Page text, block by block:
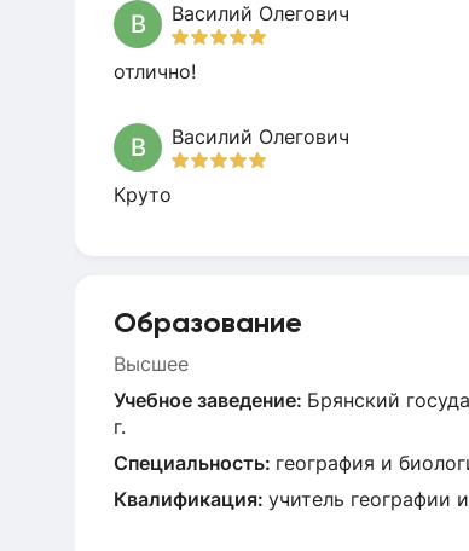
В Василий Олегович
отлично!
В Василий Олегович
Круто
Образование
Высшее
Учебное заведение: Брянский
г.
Специальность: география и
Квалификация: учитель географии